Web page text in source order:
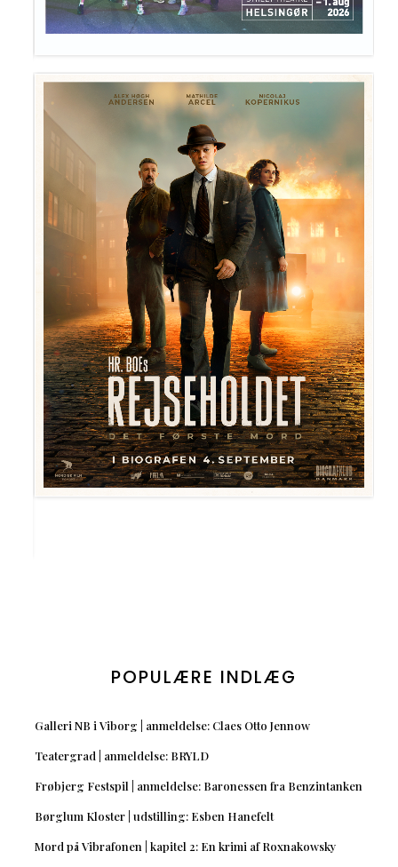
POPULÆRE INDLÆG
Galleri NB i Viborg | anmeldelse: Claes Otto Jennow
Teatergrad | anmeldelse: BRYLD
Frøbjerg Festspil | anmeldelse: Baronessen fra Benzintanken
Børglum Kloster | udstilling: Esben Hanefelt
Mord på Vibrafonen | kapitel 2: En krimi af Roxnakowsky